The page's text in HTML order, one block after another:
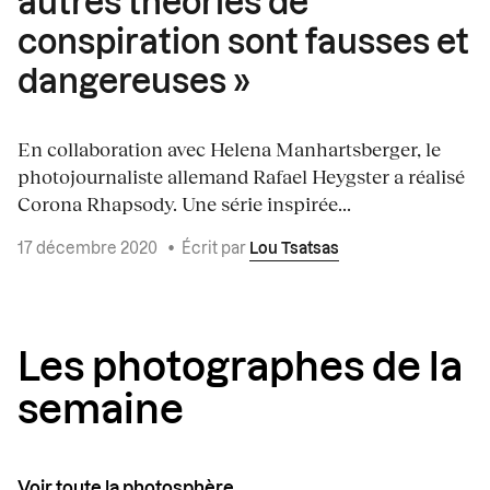
conspiration sont fausses et
dangereuses »
En collaboration avec Helena Manhartsberger, le
photojournaliste allemand Rafael Heygster a réalisé
Corona Rhapsody. Une série inspirée...
17 décembre 2020 • Écrit par Lou Tsatsas
Les photographes de la
semaine